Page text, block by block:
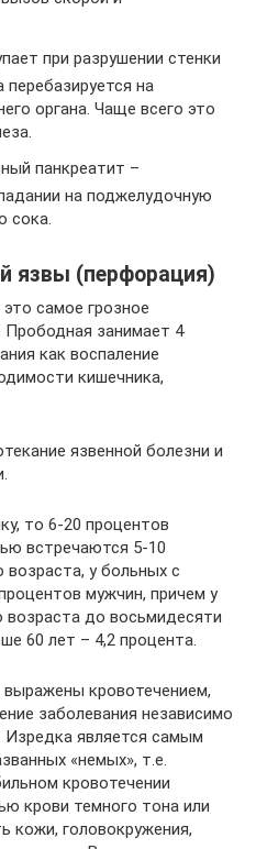
при разрушении стенки
на
органа. Чаще всего это
панкреатит –
на поджелудочную
сока.
язвы (перфорация)
самое грозное
Прободная занимает 4
как воспаление
кишечника,
язвенной болезни и
то 6-20 процентов
встречаются 5-10
у больных с
мужчин, причем у
до восьмидесяти
60 лет – 4,2 процента.
кровотечением,
заболевания независимо
Изредка является самым
«немых», т.е.
кровотечении
крови темного тона или
кожи, головокружения,